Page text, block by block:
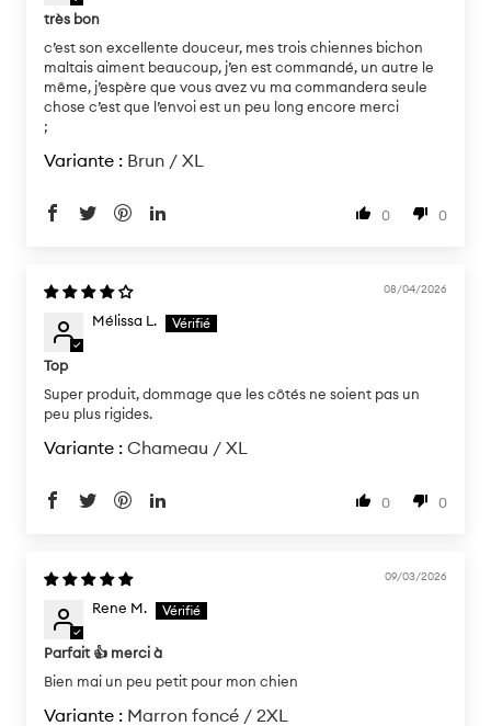
très bon
c’est son excellente douceur, mes trois chiennes bichon
maltais aiment beaucoup, j’en est commandé, un autre le
même, j’espère que vous avez vu ma commandera seule
chose c’est que l’envoi est un peu long encore merci
;
Brun / XL
0 0
08/04/2026
Mélissa L.
Top
Super produit, dommage que les côtés ne soient pas un
peu plus rigides.
Chameau / XL
0 0
09/03/2026
Rene M.
Parfait 👍 merci à
Bien mai un peu petit pour mon chien
Marron foncé / 2XL